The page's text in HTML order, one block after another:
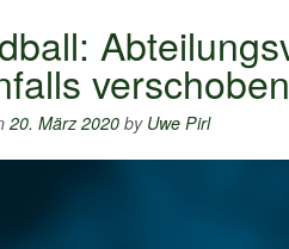
verschoben
20. März 2020 by Uwe Pirl